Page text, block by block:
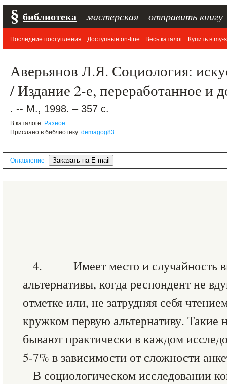
§ библиотека мастерская отправить книгу
Последние поступления Доступные on-line Весь каталог Купить в my-
Аверьянов Л.Я. Социология:
/ Издание 2-е, переработанное и
. -- М., 1998. – 357 с.
В каталоге: Разное
Прислано в библиотеку: demagog83
Оглавление
4. Имеет место и случайность
альтернативы, когда респондент не
отметке или, не затрудняя себя
кружком первую альтернативу. Такие
бывают практически в каждом
5-7% в зависимости от сложности
В социологическом исследовании